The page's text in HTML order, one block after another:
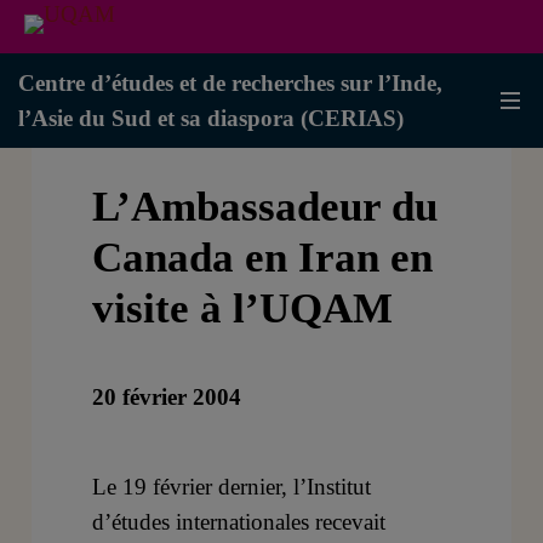
Centre d’études et de recherches sur l’Inde,
l’Asie du Sud et sa diaspora (CERIAS)
L’Ambassadeur du
Canada en Iran en
visite à l’UQAM
20 février 2004
Le 19 février dernier, l’Institut
d’études internationales recevait